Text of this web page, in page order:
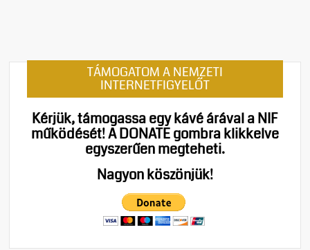
n
lett
TÁMOGATOM A NEMZETI
INTERNETFIGYELŐT
Kérjük, támogassa egy kávé árával a NIF
működését!A DONATE gombra klikkelve
egyszerűen megteheti.
Nagyon köszönjük!